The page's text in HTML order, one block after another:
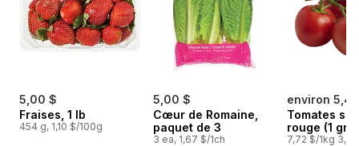
5,00 $
Fraises, 1 lb
454 g, 1,10 $/100g
5,00 $
Cœur de Romaine,
paquet de 3
3 ea, 1,67 $/1ch
environ
Tomates
rouge (1
7,72 $/1kg